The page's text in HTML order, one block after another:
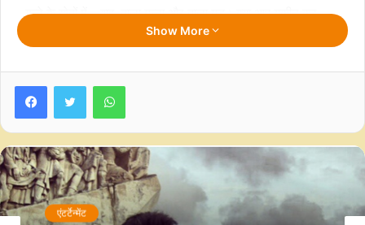
गन्ने के खेतों में… वाह, ताजा गन्ना और ताजा गुड़। क्या आप यकीन कर
सकते हैं? यह असली गुड़ है।”
उन्होंने आगे कहा, “इसमें अजवाइन, सौंफ, तिल है – कोई मिलावट नहीं है।
वाह, यह कमाल है, यह पूरी तरह से शुद्ध है। पंजाब में इसे रात के खाने के बाद
खाते हैं। मैं गुड़ के नशे में हूं!”
उन्होंने कैप्शन में लिखा, “पंजाब में यह एक ‘गुड’ दिन है।”
रानी मुखर्जी की बात करें तो वह ‘मर्दानी’ फ्रैंचाइज की तीसरी किस्त में नजर
आएंगी। अभिनेत्री साहसी, निडर पुलिस शिवानी शिवाजी रॉय की भूमिका को
Show More
FacebookTwitter WhatsApp
एंटर्टेन्मेंट